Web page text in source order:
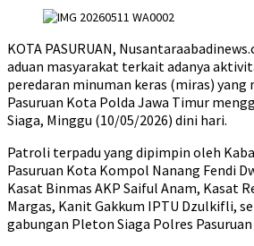
KOTA PASURUAN,
aduan masyarakat terkait adanya
peredaran minuman keras (miras) yang
Pasuruan Kota Polda Jawa Timur
Siaga, Minggu (10/05/2026) dini hari.
Patroli terpadu yang dipimpin oleh
Pasuruan Kota Kompol Nanang Fendi
Kasat Binmas AKP Saiful Anam, Kasat
Margas, Kanit Gakkum IPTU Dzulkifli,
gabungan Pleton Siaga Polres